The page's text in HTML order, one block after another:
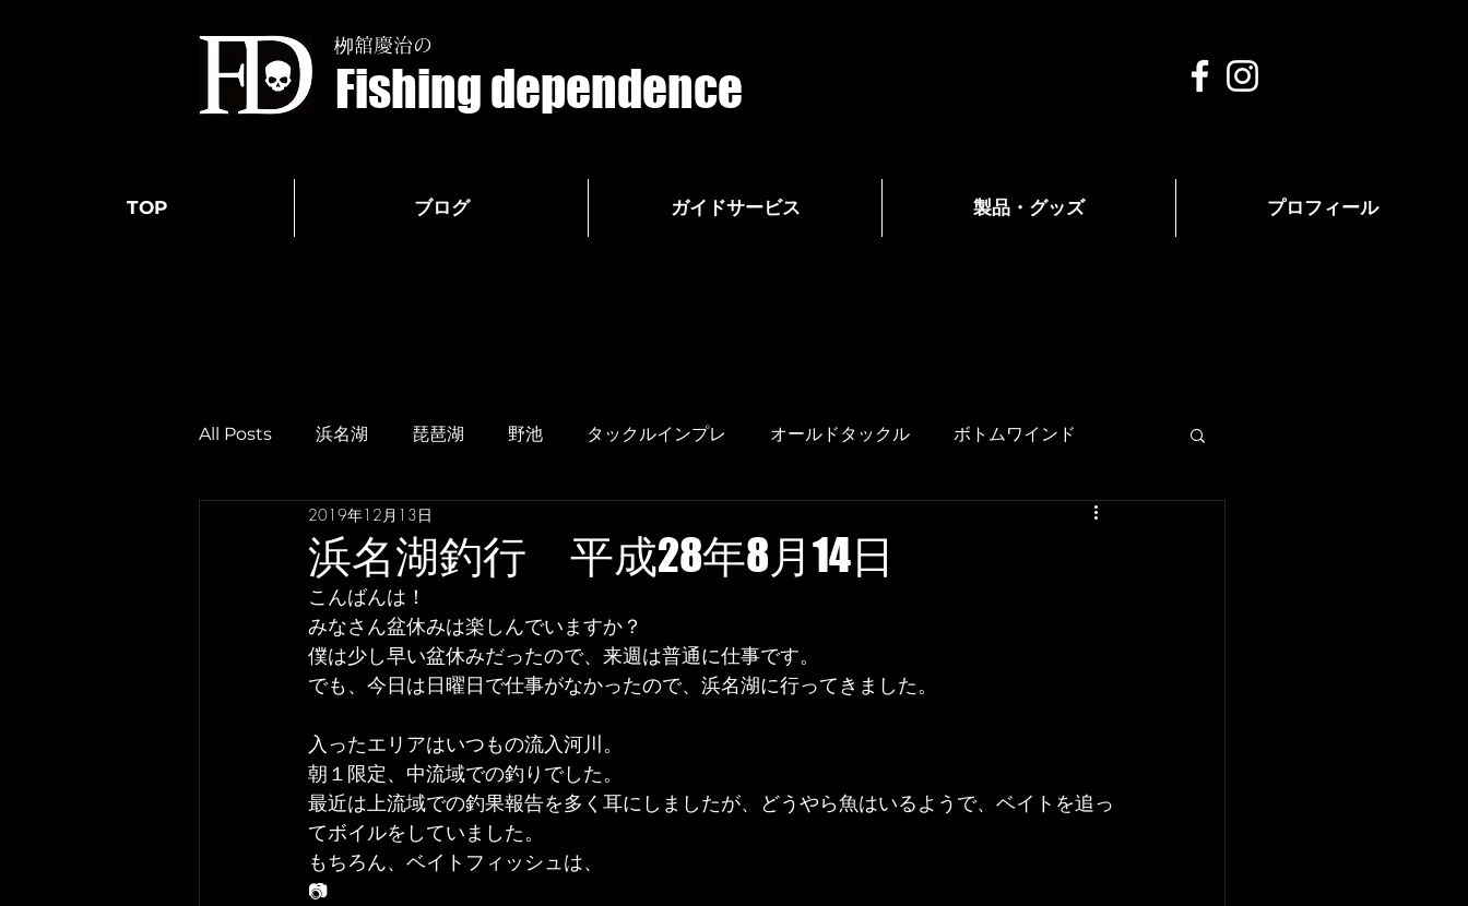
栁舘慶治の
Fishing dependence
TOP ブログ ガイドサービス 製品・グッズ プロフィール
All Posts 浜名湖 琵琶湖 野池 タックルインプレ オールドタックル ボトムワインド
浜名湖釣行 平成28年8月14日
2019年12月13日
こんばんは！
みなさん盆休みは楽しんでいますか？
僕は少し早い盆休みだったので、来週は普通に仕事です。
でも、今日は日曜日で仕事がなかったので、浜名湖に行ってきました。
入ったエリアはいつもの流入河川。
朝１限定、中流域での釣りでした。
最近は上流域での釣果報告を多く耳にしましたが、どうやら魚はいるようで、ベイトを追っ
てボイルをしていました。
もちろん、ベイトフィッシュは、
📷